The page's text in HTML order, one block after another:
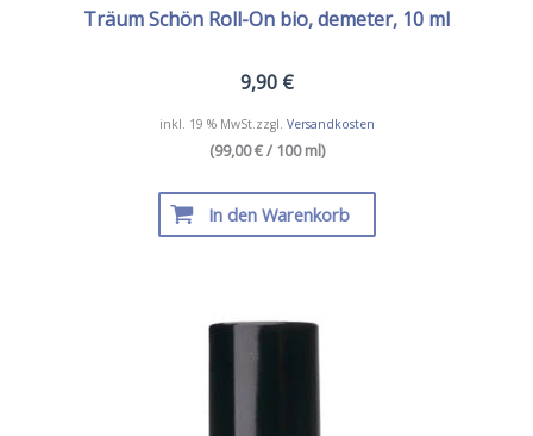
Träum Schön Roll-On bio, demeter, 10 ml
9,90 €
inkl. 19 % MwSt. zzgl. Versandkosten
(99,00 € / 100 ml)
In den Warenkorb